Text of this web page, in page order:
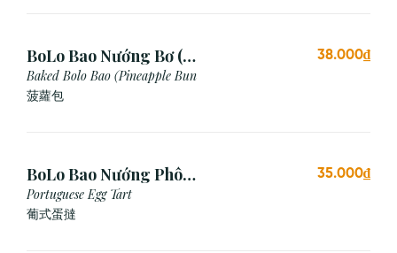
BoLo Bao Nướng Bơ (1
Cái)
Baked Bolo Bao (Pineapple Bun
菠蘿包
38.000₫
BoLo Bao Nướng Phô
Mai (1 Cái)
Portuguese Egg Tart
葡式蛋撻
35.000₫